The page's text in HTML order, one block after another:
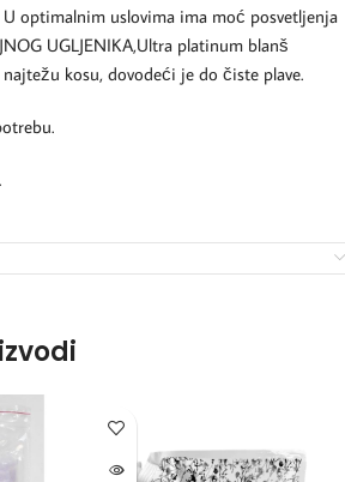
optimalnim uslovima ima moć posvetljenja
UGLJENIKA,Ultra platinum blanš
kosu, dovodeći je do čiste plave.